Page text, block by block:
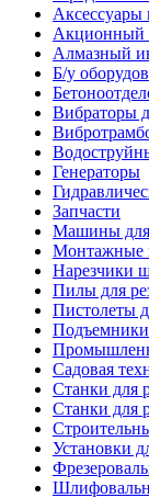
Акционный
Алмазный
Б/у
Вибраторы
Генераторы
Запчасти
Машины для
Монтажные
Нарезчики
Пилы для
Пистолеты
Подъемники
Садовая
Станки для
Станки для
Установки